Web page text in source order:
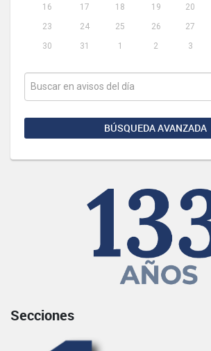
16
17 18 19 20
23
24 25 26 27
30
31 1 2 3
BÚSQUEDA AVANZADA
Secciones